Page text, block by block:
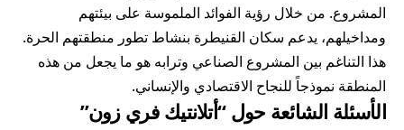
المشروع. من خلال رؤية الفوائد الملموسة على بيئتهم
ومداخيلهم، يدعم سكان القنيطرة بنشاط تطور منطقتهم الحرة.
هذا التناغم بين المشروع الصناعي وترابه هو ما يجعل من هذه
المنطقة نموذجاً للنجاح الاقتصادي والإنساني.
الأسئلة الشائعة حول “أتلانتيك فري زون”